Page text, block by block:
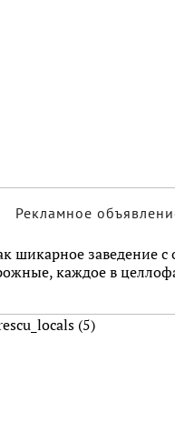
Рекламное
шикарное заведение
каждое в